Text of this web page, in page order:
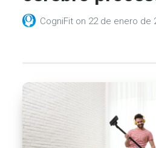
CogniFit on 22 de enero de